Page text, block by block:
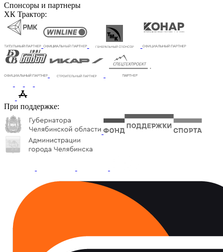
Спонсоры и партнеры
ХК Трактор:
При поддержке: